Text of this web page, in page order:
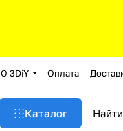
О 3DiY Оплата
Каталог